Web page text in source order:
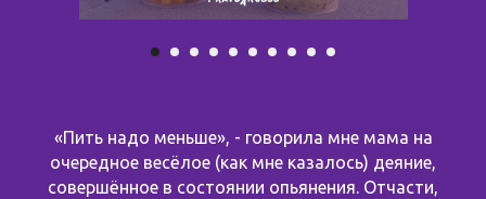
«Пить надо меньше», - говорила мне мама на
очередное весёлое (как мне казалось) деяние,
совершённое в состоянии опьянения. Отчасти,